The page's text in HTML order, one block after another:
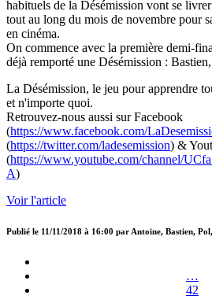
habituels de la Désémission vont se
tout au long du mois de novembre pour
en cinéma.
On commence avec la première demi-
déjà remporté une Désémission :
La Désémission, le jeu pour apprendre
et n'importe quoi.
Retrouvez-nous aussi sur Facebook
(https://www.facebook.com/
(https://twitter.com/ladesemission) &
(https://www.youtube.com/channel/
A)
Voir l'article
Publié le 11/11/2018 à 16:00 par Antoine, Bastien,
…
42